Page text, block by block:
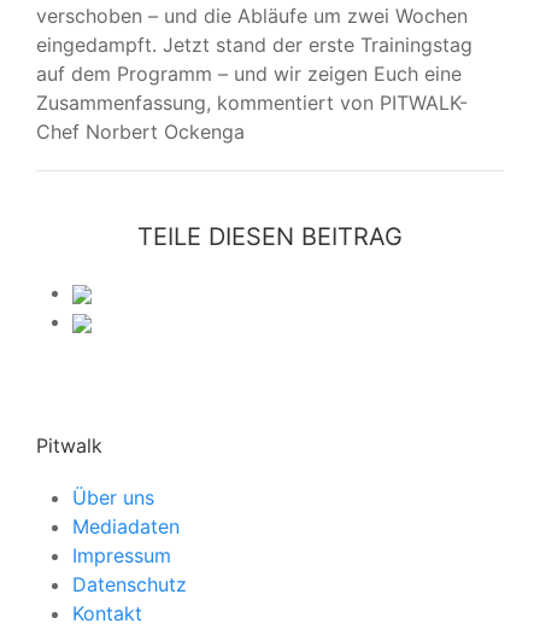
verschoben – und die Abläufe um zwei Wochen
eingedampft. Jetzt stand der erste Trainingstag
auf dem Programm – und wir zeigen Euch eine
Zusammenfassung, kommentiert von PITWALK-
Chef Norbert Ockenga
TEILE DIESEN BEITRAG
Pitwalk
Über uns
Mediadaten
Impressum
Datenschutz
Kontakt